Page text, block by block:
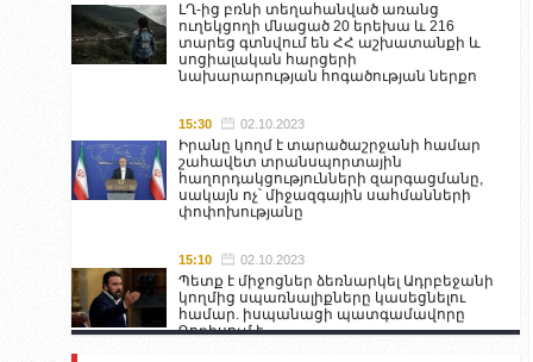
ԼՂ-ից բռնի տեղահանված առանց
ուղեկցողի մնացած 20 երեխա և 216
տարեց գտնվում են ՀՀ աշխատանքի և
սոցիալական հարցերի
նախարարության հոգածության ներքո
15:30 02.10.2023
Իրանը կողմ է տարածաշրջանի համար
շահավետ տրանսպորտային
հաղորդակցությունների զարգացմանը,
սակայն ոչ՝ միջազգային սահմանների
փոփոխությանը
15:10 02.10.2023
Պետք է միջոցներ ձեռնարկել Ադրբեջանի
կողմից սպառնալիքները կասեցնելու
համար. իսպանացի պատգամավորը
Գորիսում է